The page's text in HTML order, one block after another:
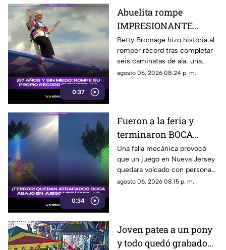
0:37
Abuelita rompe
IMPRESIONANTE
RÉCORD a sus 97 años
con este deporte
extremo
Betty Bromage hizo historia al
romper récord tras completar
seis caminatas de ala, una
hazaña extrema que
agosto 06, 2026 08:24 p. m.
0:34
Fueron a la feria y
terminaron BOCA
ABAJO por una falla
mecánica; todo quedó
grabado en video
Una falla mecánica provocó
que un juego en Nueva Jersey
quedara volcado con personas
atrapadas boca abajo y todo
agosto 06, 2026 08:15 p. m.
Joven patea a un pony
y todo quedó grabado